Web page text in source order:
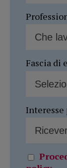
Fascia di